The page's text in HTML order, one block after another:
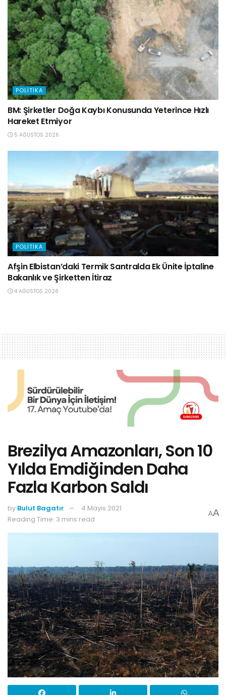
POLITIKA
BM: Şirketler Doğa Kaybı Konusunda Yeterince Hızlı
Hareket Etmiyor
5 AĞUSTOS 2026
POLITIKA
Afşin Elbistan’daki Termik Santralda Ek Ünite İptaline
Bakanlık ve Şirketten İtiraz
4 AĞUSTOS 2026
Brezilya Amazonları, Son 10
Yılda Emdiğinden Daha
Fazla Karbon Saldı
by Bulut Bagatır
4 Mayıs 2021
Reading Time: 3 mins read
AA